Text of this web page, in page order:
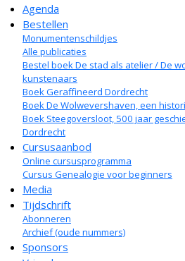
Agenda
Bestellen
Monumentenschildjes
Alle publicaties
Bestel boek De stad als atelier / De
kunstenaars
Boek Geraffineerd Dordrecht
Boek De Wolwevershaven, een
Boek Steegoversloot, 500 jaar
Dordrecht
Cursusaanbod
Online cursusprogramma
Cursus Genealogie voor beginners
Media
Tijdschrift
Abonneren
Archief (oude nummers)
Sponsors